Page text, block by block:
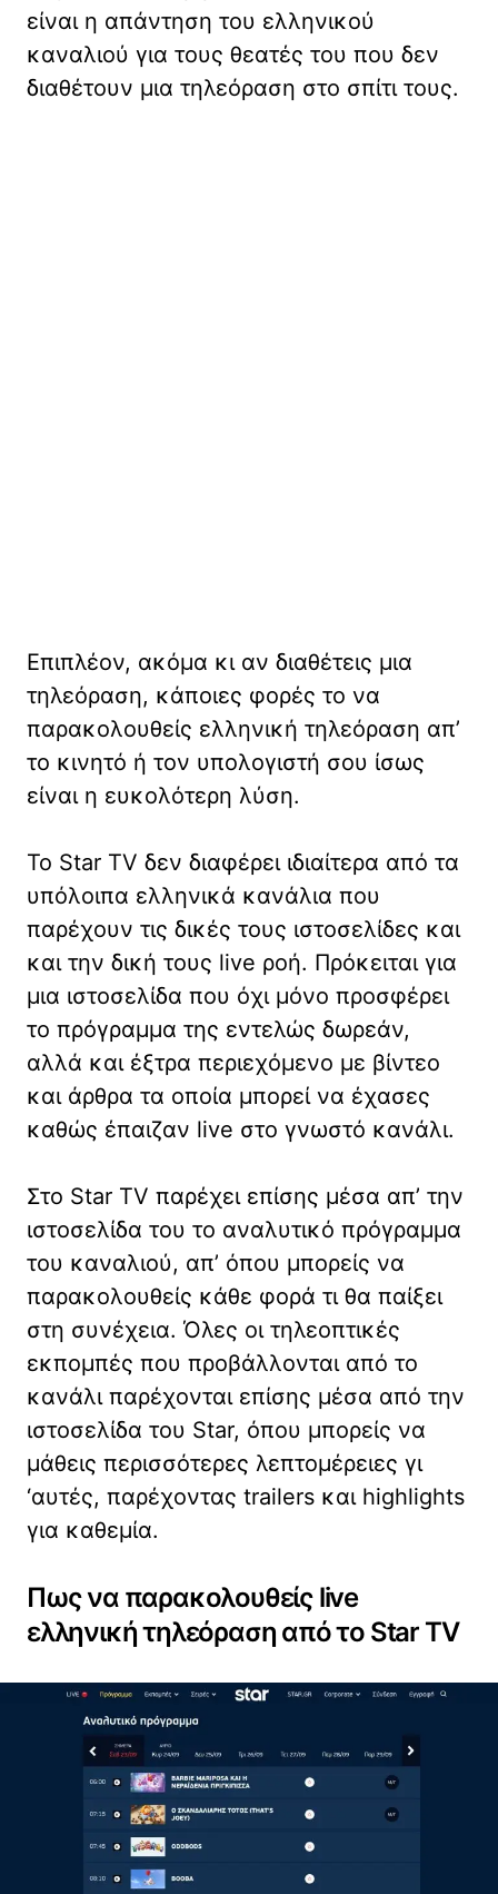
είναι η απάντηση του ελληνικού
καναλιού για τους θεατές του που δεν
διαθέτουν μια τηλεόραση στο σπίτι τους.
Επιπλέον, ακόμα κι αν διαθέτεις μια
τηλεόραση, κάποιες φορές το να
παρακολουθείς ελληνική τηλεόραση απ’
το κινητό ή τον υπολογιστή σου ίσως
είναι η ευκολότερη λύση.
Το Star TV δεν διαφέρει ιδιαίτερα από τα
υπόλοιπα ελληνικά κανάλια που
παρέχουν τις δικές τους ιστοσελίδες και
και την δική τους live ροή. Πρόκειται για
μια ιστοσελίδα που όχι μόνο προσφέρει
το πρόγραμμα της εντελώς δωρεάν,
αλλά και έξτρα περιεχόμενο με βίντεο
και άρθρα τα οποία μπορεί να έχασες
καθώς έπαιζαν live στο γνωστό κανάλι.
Στο Star TV παρέχει επίσης μέσα απ’ την
ιστοσελίδα του το αναλυτικό πρόγραμμα
του καναλιού, απ’ όπου μπορείς να
παρακολουθείς κάθε φορά τι θα παίξει
στη συνέχεια. Όλες οι τηλεοπτικές
εκπομπές που προβάλλονται από το
κανάλι παρέχονται επίσης μέσα από την
ιστοσελίδα του Star, όπου μπορείς να
μάθεις περισσότερες λεπτομέρειες γι
‘αυτές, παρέχοντας trailers και highlights
για καθεμία.
Πως να παρακολουθείς live
ελληνική τηλεόραση από το Star TV